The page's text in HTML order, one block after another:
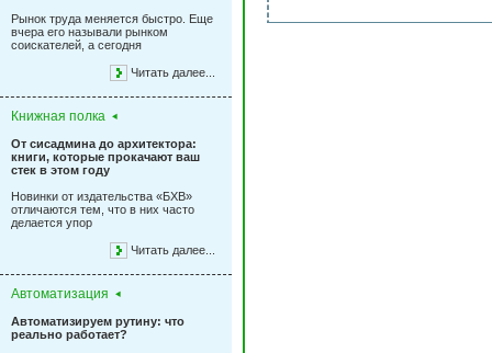
Рынок труда меняется быстро. Еще
вчера его называли рынком
соискателей, а сегодня
Читать далее...
Книжная полка
От сисадмина до архитектора:
книги, которые прокачают ваш
стек в этом году
Новинки от издательства «БХВ»
отличаются тем, что в них часто
делается упор
Читать далее...
Автоматизация
Автоматизируем рутину: что
реально работает?